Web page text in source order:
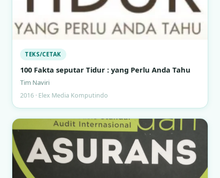
TEKS/CETAK
100 Fakta seputar Tidur : yang Perlu Anda Tahu
Tim Naviri
2016 · Elex Media Komputindo